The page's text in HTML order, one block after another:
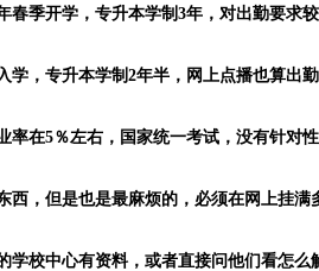
春季开学，专升本学制3年，对出勤要求
学，专升本学制2年半，网上点播也算出
率在5％左右，国家统一考试，没有针对
西，但是也是最麻烦的，必须在网上挂
学校中心有资料，或者直接问他们看怎